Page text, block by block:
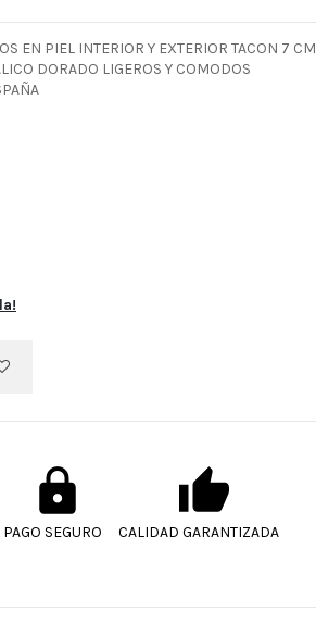
EN PIEL INTERIOR Y EXTERIOR TACON 7 CM
DORADO LIGEROS Y COMODOS
PAGO SEGURO CALIDAD GARANTIZADA